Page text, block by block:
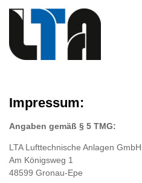
Impressum:
Angaben gemäß § 5 TMG:
LTA Lufttechnische Anlagen GmbH
Am Königsweg 1
48599 Gronau-Epe